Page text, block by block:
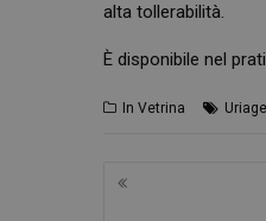
alta tollerabilità.
È disponibile nel
In Vetrina Uriage
Navigazione